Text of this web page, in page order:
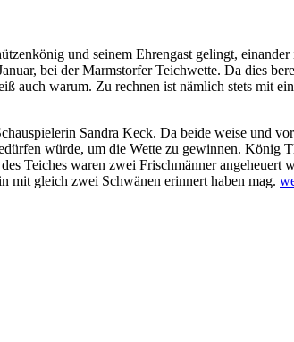
und seinem Ehrengast gelingt,
bei der Marmstorfer Teichwette. Da dies
auch warum. Zu rechnen ist nämlich stets mit
Sandra Keck. Da beide weise und
würde, um die Wette zu gewinnen.
Teiches waren zwei Frischmänner
mit gleich zwei Schwänen erinnert haben mag.